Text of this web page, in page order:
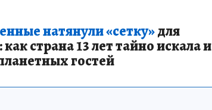
натянули «сетку»для
страна 13 лет тайно искала и
гостей